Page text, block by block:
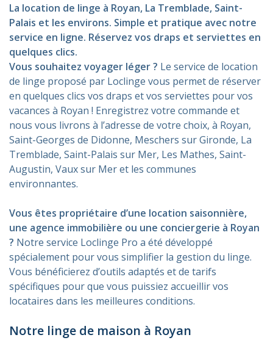
La location de linge à Royan, La Tremblade, Saint-
Palais et les environs. Simple et pratique avec notre
service en ligne. Réservez vos draps et serviettes en
quelques clics.
Vous souhaitez voyager léger ? Le service de location
de linge proposé par Loclinge vous permet de réserver
en quelques clics vos draps et vos serviettes pour vos
vacances à Royan ! Enregistrez votre commande et
nous vous livrons à l’adresse de votre choix, à Royan,
Saint-Georges de Didonne, Meschers sur Gironde, La
Tremblade, Saint-Palais sur Mer, Les Mathes, Saint-
Augustin, Vaux sur Mer et les communes
environnantes.
Vous êtes propriétaire d’une location saisonnière,
une agence immobilière ou une conciergerie à Royan
? Notre service Loclinge Pro a été développé
spécialement pour vous simplifier la gestion du linge.
Vous bénéficierez d’outils adaptés et de tarifs
spécifiques pour que vous puissiez accueillir vos
locataires dans les meilleures conditions.
Notre linge de maison à Royan